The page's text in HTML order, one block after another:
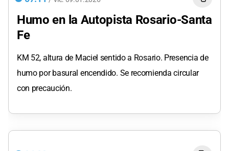
Humo en la Autopista Rosario-Santa
Fe
KM 52, altura de Maciel sentido a Rosario. Presencia de
humo por basural encendido. Se recomienda circular
con precaución.